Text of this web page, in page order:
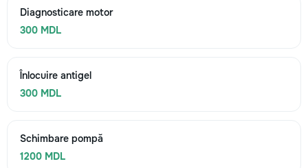
Diagnosticare motor
300 MDL
Înlocuire antigel
300 MDL
Schimbare pompă
1200 MDL